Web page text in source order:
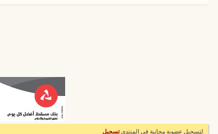
لتسجيل عضوية مجانية في المنتدىتسجيل